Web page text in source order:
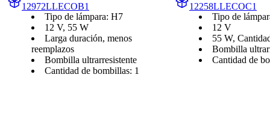
12972LLECOB1
Tipo de lámpara: H7
12 V, 55 W
Larga duración, menos
reemplazos
Bombilla ultrarresistente
Cantidad de bombillas: 1
12258LLECOC1
Tipo de
12 V
55 W,
Bombilla
Cantidad de